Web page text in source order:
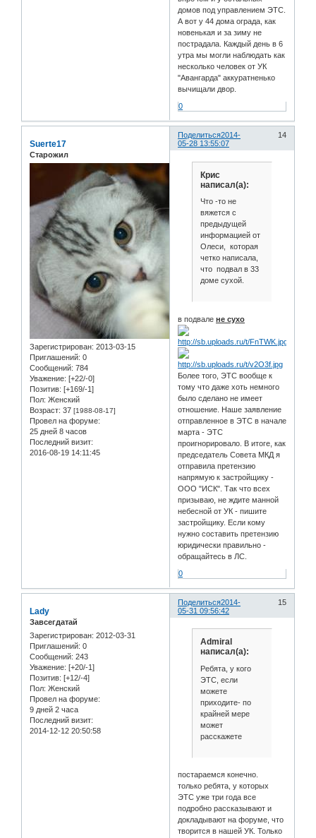
домов под управлением ЭТС.
А вот у 44 дома ограда, как
новенькая и за зиму не
пострадала. Каждый день в 6
утра мы могли наблюдать как
несколько человек от УК
"Авангарда" аккуратненько
вычищали двор.
0
Поделиться 14
2014-
05-28 13:55:07
Suerte17
Старожил
Зарегистрирован: 2013-03-15
Приглашений: 0
Сообщений: 784
Уважение: [+22/-0]
Позитив: [+169/-1]
Пол: Женский
Возраст: 37 [1988-08-17]
Провел на форуме:
25 дней 8 часов
Последний визит:
2016-08-19 14:11:45
Крис
написал(а):
Что -то не
вяжется с
предыдущей
информацией от
Олеси, которая
четко написала,
что подвал в 33
доме сухой.
в подвалене сухо
Более того, ЭТС вообще к
тому что даже хоть немного
было сделано не имеет
отношение. Наше заявление
отправленное в ЭТС в начале
марта - ЭТС
проигнорировало. В итоге, как
председатель Совета МКД я
отправила претензию
напрямую к застройщику -
ООО "ИСК". Так что всех
призываю, не ждите манной
небесной от УК - пишите
застройщику. Если кому
нужно составить претензию
юридически правильно -
обращайтесь в ЛС.
0
Поделиться 15
2014-
05-31 09:56:42
Lady
Завсегдатай
Зарегистрирован: 2012-03-31
Приглашений: 0
Сообщений: 243
Уважение: [+20/-1]
Позитив: [+12/-4]
Пол: Женский
Провел на форуме:
9 дней 2 часа
Последний визит:
2014-12-12 20:50:58
Admiral
написал(а):
Ребята, у кого
ЭТС, если
можете
приходите- по
крайней мере
может
расскажете
постараемся конечно.
только ребята, у которых
ЭТС уже три года все
подробно рассказывают и
докладывают на форуме, что
творится в нашей УК. Только